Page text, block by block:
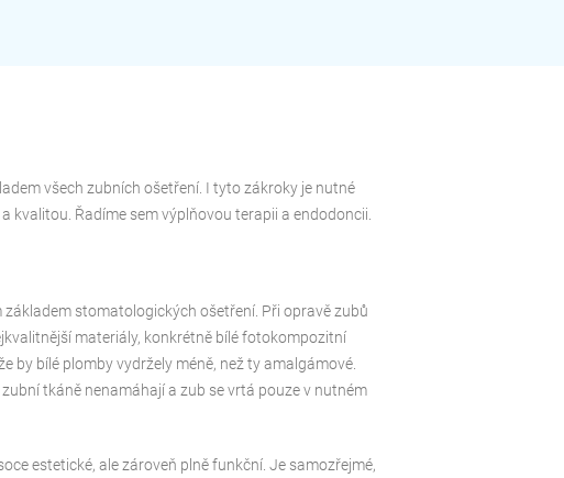
všech zubních ošetření. I tyto zákroky je nutné
kvalitou. Řadíme sem výplňovou terapii a endodoncii.
stomatologických ošetření. Při opravě zubů
materiály, konkrétně bílé fotokompozitní
by bílé plomby vydržely méně, než ty amalgámové.
tkáně nenamáhají a zub se vrtá pouze v nutném
estetické, ale zároveň plně funkční. Je samozřejmé,